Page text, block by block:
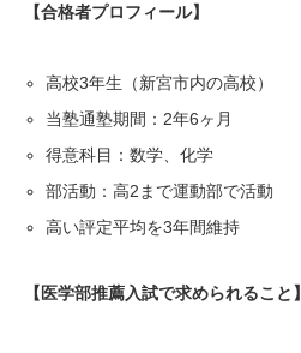
【合格者プロフィール】
高校3年生（新宮市内の高校）
当塾通塾期間：2年6ヶ月
得意科目：数学、化学
部活動：高2まで運動部で活動
高い評定平均を3年間維持
【医学部推薦入試で求められること】